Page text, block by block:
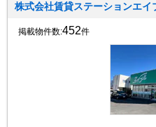
株式会社賃貸ステーションエ
掲載物件数:452件